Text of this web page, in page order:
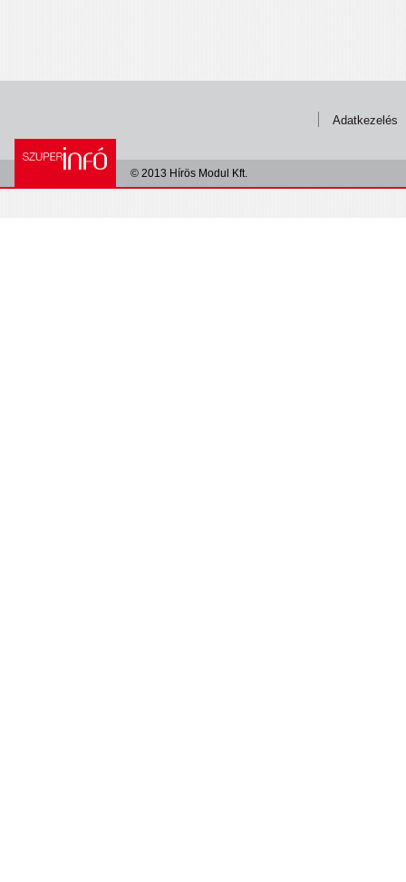
Adatkezelés
© 2013 Hírös Modul Kft.